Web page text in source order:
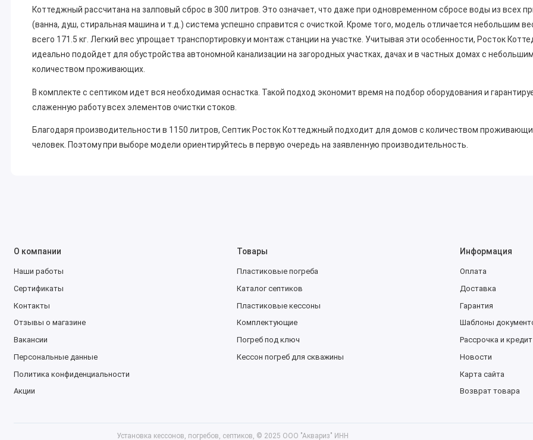
Коттеджный рассчитана на залповый сброс в 300 литров. Это означает, что даже при одновременном сбросе воды из всех
(ванна, душ, стиральная машина и т.д.) система успешно справится с очисткой. Кроме того, модель отличается небольшим
всего 171.5 кг. Легкий вес упрощает транспортировку и монтаж станции на участке. Учитывая эти особенности, Росток
идеально подойдет для обустройства автономной канализации на загородных участках, дачах и в частных домах с небольшим
количеством проживающих.
В комплекте с септиком идет вся необходимая оснастка. Такой подход экономит время на подбор оборудования и
слаженную работу всех элементов очистки стоков.
Благодаря производительности в 1150 литров, Септик Росток Коттеджный подходит для домов с количеством
человек. Поэтому при выборе модели ориентируйтесь в первую очередь на заявленную производительность.
О компании
Наши работы
Сертификаты
Контакты
Отзывы о магазине
Вакансии
Персональные данные
Политика конфиденциальности
Акции
Товары
Пластиковые погреба
Каталог септиков
Пластиковые кессоны
Комплектующие
Погреб под ключ
Кессон погреб для скважины
Информация
Оплата
Доставка
Гарантия
Шаблоны
Рассрочка и кредит
Новости
Карта сайта
Возврат товара
Установка кессонов, погребов, септиков, © 2025 ООО "Аквариз" ИНН